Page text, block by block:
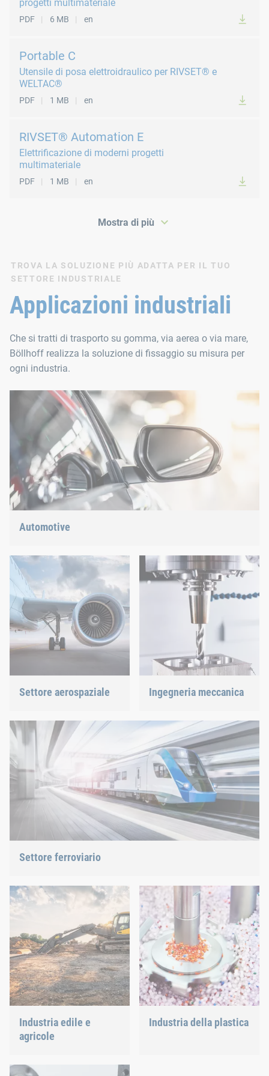
progetti multimateriale
PDF 6 MB en
Portable C
Utensile di posa elettroidraulico per RIVSET® e
WELTAC®
PDF 1 MB en
RIVSET® Automation E
Elettrificazione di moderni progetti
multimateriale
PDF 1 MB en
PDF 147 KB en
Mostra di più
TROVA LA SOLUZIONE PIÙ ADATTA PER IL TUO
SETTORE INDUSTRIALE
Applicazioni industriali
Che si tratti di trasporto su gomma, via aerea o via mare,
Böllhoff realizza la soluzione di fissaggio su misura per
ogni industria.
Automotive
del settore dei veicoli commerciali.
Settore aerospaziale
massimo della sicurezza
con il minimo peso: siamo
in grado di offrire la
soluzione più adatta.
Ingegneria meccanica
giunzione innovative
forniamo un valido
supporto al più innovativo
tra i settori industriali.
Settore ferroviario
offrire la soluzione giusta.
Industria edile e
agricole
condizioni atmosferiche,
Industria della plastica